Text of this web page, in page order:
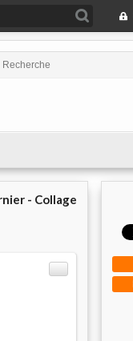
- Collage